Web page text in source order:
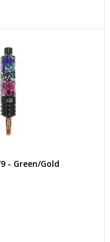
- Green/Gold